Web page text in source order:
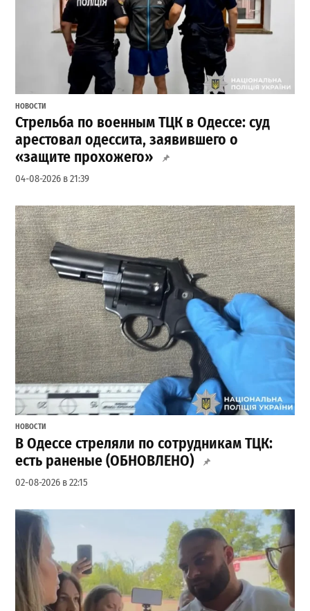
НОВОСТИ
Стрельба по военным ТЦК в Одессе: суд
арестовал одессита, заявившего о
«защите прохожего»
04-08-2026 в 21:39
НОВОСТИ
В Одессе стреляли по сотрудникам ТЦК:
есть раненые (ОБНОВЛЕНО)
02-08-2026 в 22:15